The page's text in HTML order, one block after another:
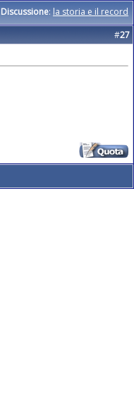
Discussione: la storia e il record
#27